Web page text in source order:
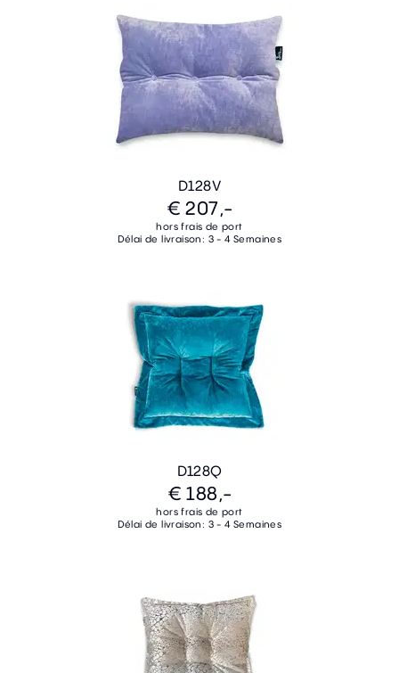
D128V
€ 207,-
hors frais de port
Délai de livraison: 3 - 4 Semaines
D128Q
€ 188,-
hors frais de port
Délai de livraison: 3 - 4 Semaines